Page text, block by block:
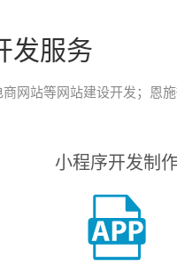
发服务
站等网站建设开发；恩
小程序开发制